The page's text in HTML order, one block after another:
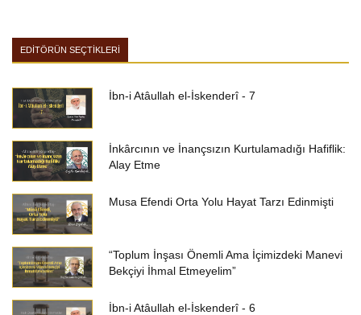
EDİTÖRÜN SEÇTİKLERİ
İbn-i Atâullah el-İskenderî - 7
İnkârcının ve İnançsızın Kurtulamadığı Hafiflik:
Alay Etme
Musa Efendi Orta Yolu Hayat Tarzı Edinmişti
“Toplum İnşası Önemli Ama İçimizdeki Manevi
Bekçiyi İhmal Etmeyelim”
İbn-i Atâullah el-İskenderî - 6